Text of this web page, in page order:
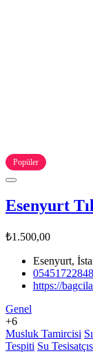
Popüler
Esenyurt
₺1.500,00
Esenyurt,
05451722848
https://
Genel
+6
Musluk Tamircisi
Tespiti Su